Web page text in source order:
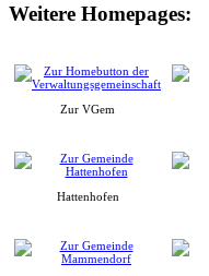
Weitere Homepages:
Zur VGem
Hattenhofen